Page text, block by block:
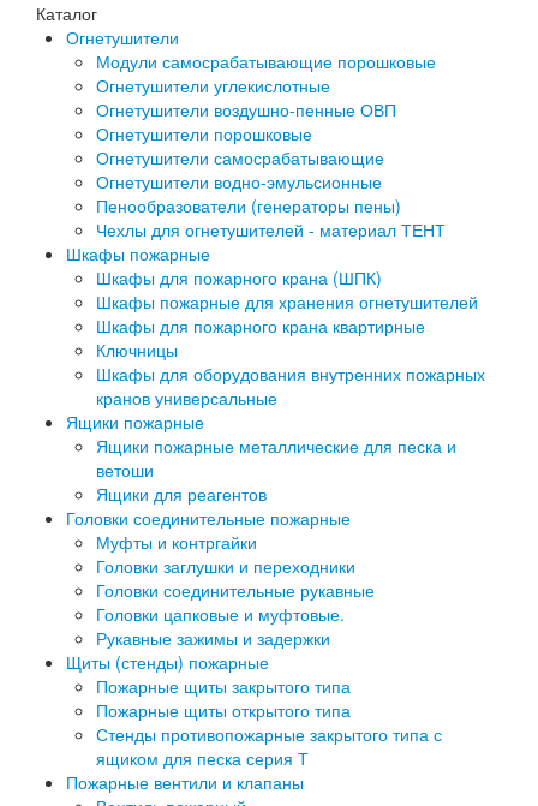
Каталог
Огнетушители
Модули самосрабатывающие порошковые
Огнетушители углекислотные
Огнетушители воздушно-пенные ОВП
Огнетушители порошковые
Огнетушители самосрабатывающие
Огнетушители водно-эмульсионные
Пенообразователи (генераторы пены)
Чехлы для огнетушителей - материал ТЕНТ
Шкафы пожарные
Шкафы для пожарного крана (ШПК)
Шкафы пожарные для хранения огнетушителей
Шкафы для пожарного крана квартирные
Ключницы
Шкафы для оборудования внутренних пожарных
кранов универсальные
Ящики пожарные
Ящики пожарные металлические для песка и
ветоши
Ящики для реагентов
Головки соединительные пожарные
Муфты и контргайки
Головки заглушки и переходники
Головки соединительные рукавные
Головки цапковые и муфтовые.
Рукавные зажимы и задержки
Щиты (стенды) пожарные
Пожарные щиты закрытого типа
Пожарные щиты открытого типа
Стенды противопожарные закрытого типа с
ящиком для песка серия Т
Пожарные вентили и клапаны